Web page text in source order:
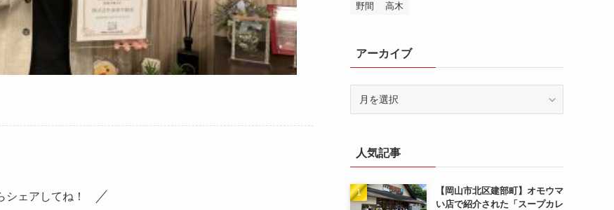
シェアしてね！
野間
高木
アーカイブ
ブ人気記事
【岡山市北区建部町】オモウマ
い店で紹介された「スープカレ